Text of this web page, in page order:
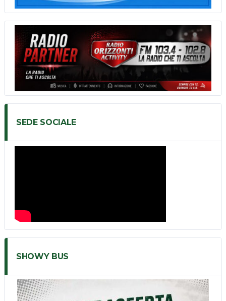
SEDE SOCIALE
SHOWY BUS